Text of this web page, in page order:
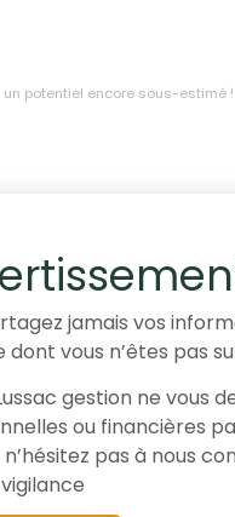
un potentiel encore sous-estimé !
est diffusé
conseil en
données,
de publication et
Gestion, fournit une
dans la valeur
Les performances
jamais vos
dont vous n’êtes pas
gestion ne vous
ou financières
pas à nous